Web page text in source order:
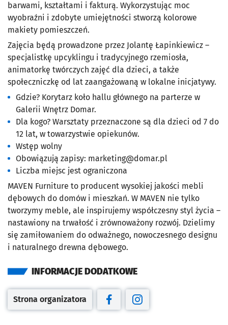
barwami, kształtami i fakturą. Wykorzystując moc
wyobraźni i zdobyte umiejętności stworzą kolorowe
makiety pomieszczeń.
Zajęcia będą prowadzone przez Jolantę Łapinkiewicz –
specjalistkę upcyklingu i tradycyjnego rzemiosła,
animatorkę twórczych zajęć dla dzieci, a także
społeczniczkę od lat zaangażowaną w lokalne inicjatywy.
Gdzie? Korytarz koło hallu głównego na parterze w
Galerii Wnętrz Domar.
Dla kogo? Warsztaty przeznaczone są dla dzieci od 7 do
12 lat, w towarzystwie opiekunów.
Wstęp wolny
Obowiązują zapisy: marketing@domar.pl
Liczba miejsc jest ograniczona
MAVEN Furniture to producent wysokiej jakości mebli
dębowych do domów i mieszkań. W MAVEN nie tylko
tworzymy meble, ale inspirujemy współczesny styl życia –
nastawiony na trwałość i zrównoważony rozwój. Dzielimy
się zamiłowaniem do odważnego, nowoczesnego designu
i naturalnego drewna dębowego.
INFORMACJE DODATKOWE
Otwiera się w nowej karcie
Strona organizatora
Otwiera się w nowej karcie
Otwiera się w nowej